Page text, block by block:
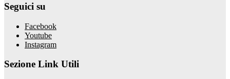
Seguici su
Facebook
Youtube
Instagram
Sezione Link Utili